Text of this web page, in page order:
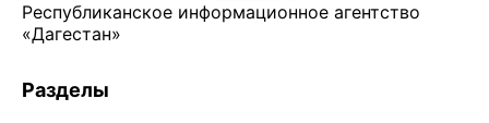
Республиканское информационное агентство
«Дагестан»
Разделы